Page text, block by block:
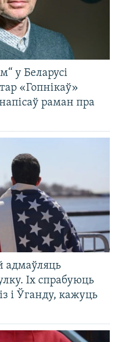
у Беларусі
«Гопнікаў»
раман пра
адмаўляць
Іх спрабуюць
і Ўганду, кажуць